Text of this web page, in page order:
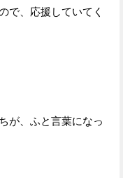
で、応援していてく
が、ふと言葉になっ